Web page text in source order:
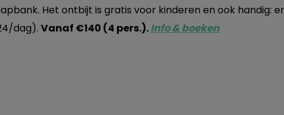
Het ontbijt is gratis voor kinderen en ook handig:
dag). Vanaf €140 (4 pers.).Info & boeken